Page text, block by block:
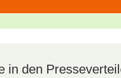
in den